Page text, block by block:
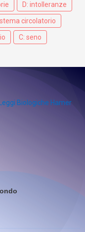
D: intolleranze
circolatorio
C: seno